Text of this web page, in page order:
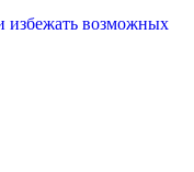
избежать возможных